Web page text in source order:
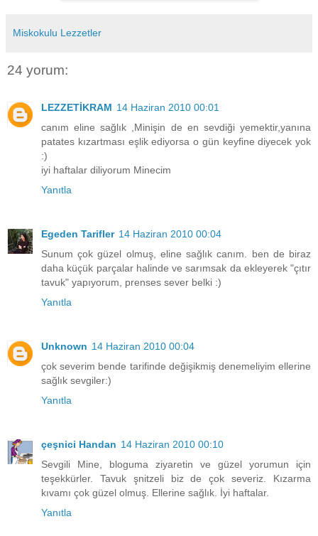
Miskokulu Lezzetler
24 yorum:
LEZZETİKRAM 14 Haziran 2010 00:01
canım eline sağlık ,Minişin de en sevdiği yemektir,yanına
patates kızartması eşlik ediyorsa o gün keyfine diyecek yok
:)
iyi haftalar diliyorum Minecim
Yanıtla
Egeden Tarifler 14 Haziran 2010 00:04
Sunum çok güzel olmuş, eline sağlık canım. ben de biraz
daha küçük parçalar halinde ve sarımsak da ekleyerek "çıtır
tavuk" yapıyorum, prenses sever belki :)
Yanıtla
Unknown 14 Haziran 2010 00:04
çok severim bende tarifinde değişikmiş denemeliyim ellerine
sağlık sevgiler:)
Yanıtla
çeşnici Handan 14 Haziran 2010 00:10
Sevgili Mine, bloguma ziyaretin ve güzel yorumun için
teşekkürler. Tavuk şnitzeli biz de çok severiz. Kızarma
kıvamı çok güzel olmuş. Ellerine sağlık. İyi haftalar.
Yanıtla